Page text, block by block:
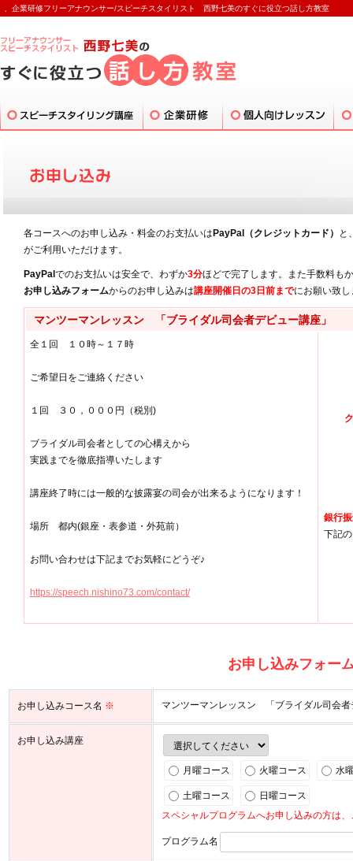
、企業研修フリーアナウンサー/スピーチスタイリスト 西野七美のすぐに役立つ話し方教室
各コースへのお申し込み・料金のお支払いはPayPal（クレジットカード）
と
がご利用いただけます。
PayPalでのお支払いは安全で、わずか3分ほどで完了します。また手数料も
お申し込みフォームからのお申し込みは講座開催日の3日前までにお願い致し
マンツーマンレッスン 「ブライダル司会者デビュー講座」
全１回 １０時～１７時
ご希望日をご連絡ください
１回 ３０，０００円（税別)
ブライダル司会者としての心構えから
実践までを徹底指導いたします
講座終了時には一般的な披露宴の司会が出来るようになります！
場所 都内(銀座・表参道・外苑前）
お問い合わせは下記までお気軽にどうぞ♪
https://speech.nishino73.com/contact/
銀行
下記
お申し込みフォー
お申し込みコース名 ※ マンツーマンレッスン 「ブライダル司会者
お申し込み講座
月曜コース 火曜コース 水
土曜コース
日曜コース
スペシャルプログラムへお申し込みの方は
プログラム名